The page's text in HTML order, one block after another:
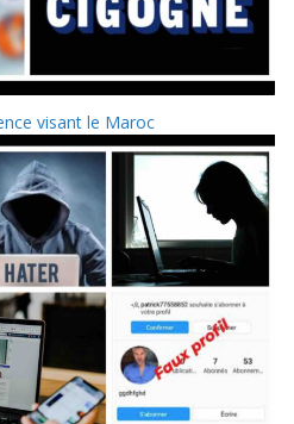
visant le Maroc